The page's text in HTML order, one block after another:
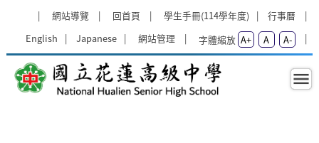
網站導覽
回首頁 學生手冊(114學年度)
行事曆
English
Japanese 網站管理 字體縮放 A+ A A-
里歐雷切館－雷切專屬書架製作增